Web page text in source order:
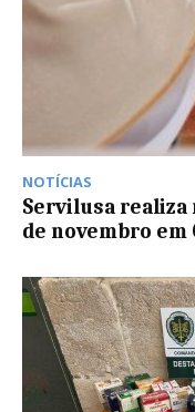
NOTÍCIAS
Servilusa realiza
de novembro em